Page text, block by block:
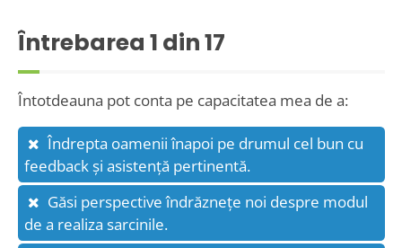
Întrebarea 1 din 17
Întotdeauna pot conta pe capacitatea mea de a:
Îndrepta oamenii înapoi pe drumul cel bun cu
feedback și asistență pertinentă.
Găsi perspective îndrăznețe noi despre modul
de a realiza sarcinile.